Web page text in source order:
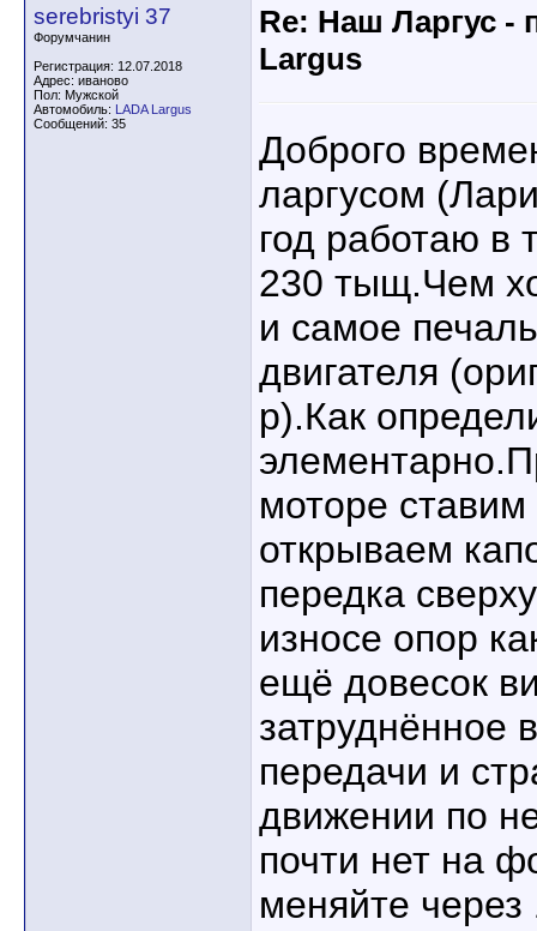
serebristyi 37
Форумчанин
Регистрация: 12.07.2018
Адрес: иваново
Пол: Мужской
Автомобиль: LADA Largus
Сообщений: 35
Re: Наш Ларгус -
Largus
Доброго
ларгусом
год работаю в
230 тыщ.Чем
и самое
двигателя
р).Как
моторе
открываем
передка
износе опор
ещё довесок
затруднённое
передачи и
движении по
почти нет на
меняйте